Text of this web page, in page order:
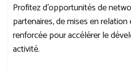
Profitez d’opportunités de
partenaires, de mises en relation
renforcée pour accélérer le
activité.